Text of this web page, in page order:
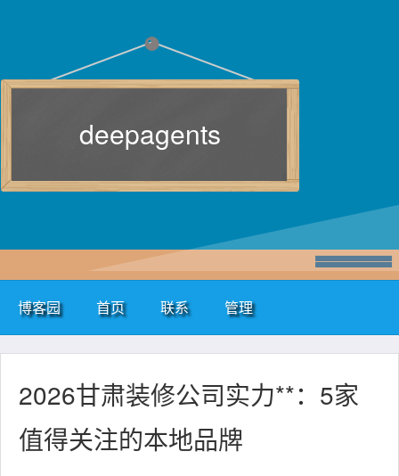
deepagents
博客园 首页 联系 管理
2026甘肃装修公司实力**：5家
值得关注的本地品牌